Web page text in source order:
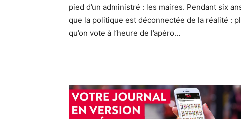
pied d’un administré : les maires. Pendant six
que la politique est déconnectée de la réalité :
qu’on vote à l’heure de l’apéro…